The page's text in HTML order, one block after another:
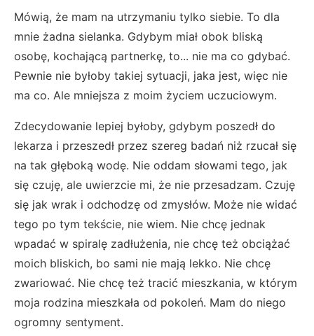
Mówią, że mam na utrzymaniu tylko siebie. To dla
mnie żadna sielanka. Gdybym miał obok bliską
osobę, kochającą partnerkę, to... nie ma co gdybać.
Pewnie nie byłoby takiej sytuacji, jaka jest, więc nie
ma co. Ale mniejsza z moim życiem uczuciowym.
Zdecydowanie lepiej byłoby, gdybym poszedł do
lekarza i przeszedł przez szereg badań niż rzucał się
na tak głęboką wodę. Nie oddam słowami tego, jak
się czuję, ale uwierzcie mi, że nie przesadzam. Czuję
się jak wrak i odchodzę od zmysłów. Może nie widać
tego po tym tekście, nie wiem. Nie chcę jednak
wpadać w spiralę zadłużenia, nie chcę też obciążać
moich bliskich, bo sami nie mają lekko. Nie chcę
zwariować. Nie chcę też tracić mieszkania, w którym
moja rodzina mieszkała od pokoleń. Mam do niego
ogromny sentyment.